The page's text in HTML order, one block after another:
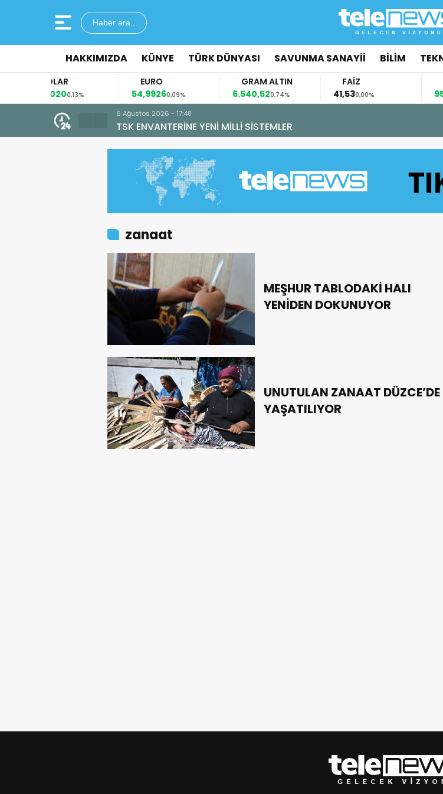
Haber ara...
HAKKIMIZDA KÜNYE TÜRK DÜNYASI SAVUNMA SANAYİİ BİLİM
0,13%
EURO
54,99260,09%
GRAM ALTIN
6.540,520,74%
FAİZ
41,53
0,00%
95,60
“ATEŞ KUŞLARI” GÖREVİNİ TAMAMLADI
zanaat
MEŞHUR TABLODAKİ HALI
YENİDEN DOKUNUYOR
UNUTULAN ZANAAT DÜZCE’DE
YAŞATILIYOR